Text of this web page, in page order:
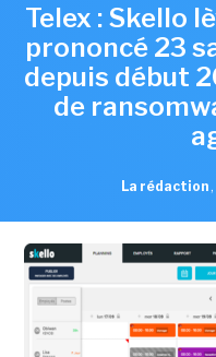
Telex : Skello
prononcé 23
depuis début
de
La rédaction ,